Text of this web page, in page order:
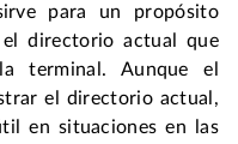
para un propósito
directorio actual que
terminal. Aunque el
el directorio actual,
en situaciones en las